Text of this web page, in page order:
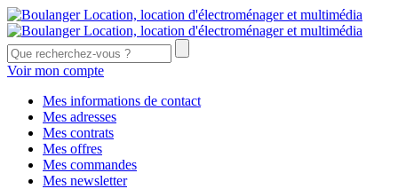
Voir mon compte
Mes informations de contact
Mes adresses
Mes contrats
Mes offres
Mes commandes
Mes newsletter